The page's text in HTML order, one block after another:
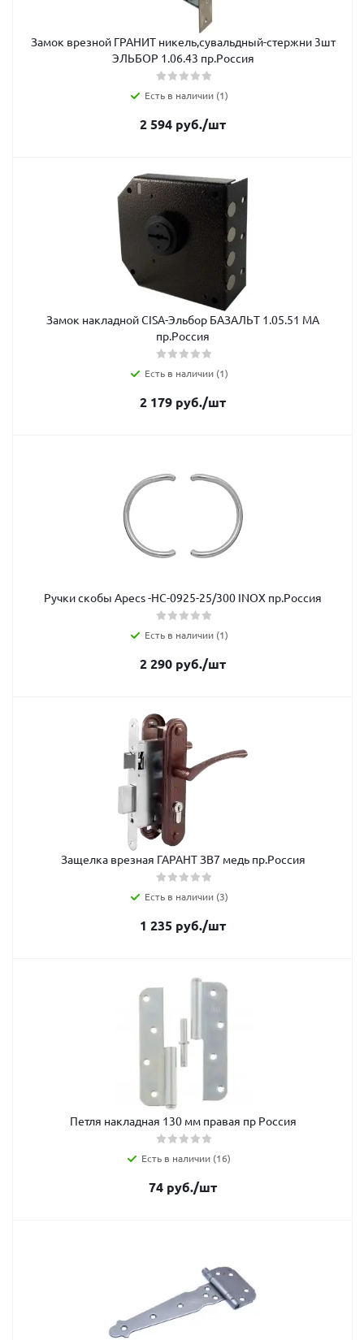
Замок врезной ГРАНИТ никель,сувальдный-стержни 3шт
ЭЛЬБОР 1.06.43 пр.Россия
Есть в наличии (1)
2 594 руб./шт
Замок накладной CISA-Эльбор БАЗАЛЬТ 1.05.51 MA
пр.Россия
Есть в наличии (1)
2 179 руб./шт
Ручки скобы Apecs -НС-0925-25/300 INOX пр.Россия
Есть в наличии (1)
2 290 руб./шт
Защелка врезная ГАРАНТ ЗВ7 медь пр.Россия
Есть в наличии (3)
1 235 руб./шт
Петля накладная 130 мм правая пр Россия
Есть в наличии (16)
74 руб./шт